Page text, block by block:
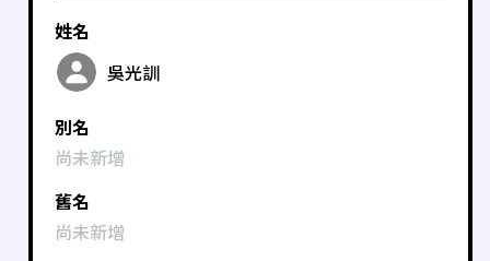
姓名
吳光訓
別名
尚未新增
舊名
尚未新增